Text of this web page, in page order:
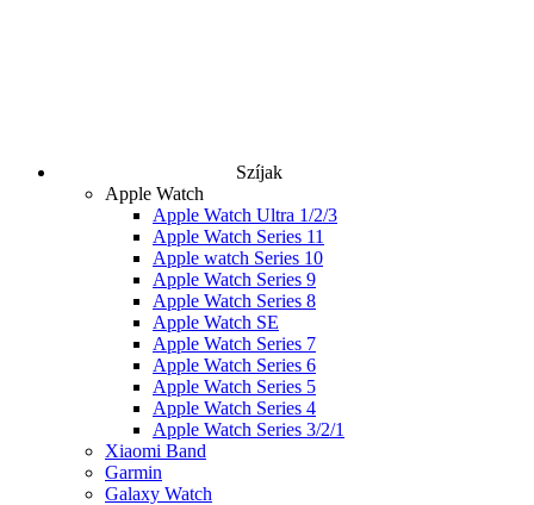
Szíjak
Apple Watch
Apple Watch Ultra 1/2/3
Apple Watch Series 11
Apple watch Series 10
Apple Watch Series 9
Apple Watch Series 8
Apple Watch SE
Apple Watch Series 7
Apple Watch Series 6
Apple Watch Series 5
Apple Watch Series 4
Apple Watch Series 3/2/1
Xiaomi Band
Garmin
Galaxy Watch